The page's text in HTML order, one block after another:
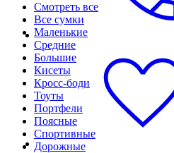
Смотреть все
Все сумки
Маленькие
Средние
Большие
Кисеты
Кросс-боди
Тоуты
Портфели
Поясные
Спортивные
Дорожные